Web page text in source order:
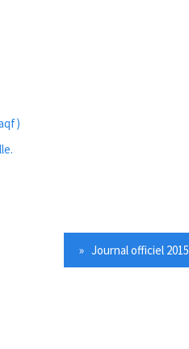
» Journal officiel 2015